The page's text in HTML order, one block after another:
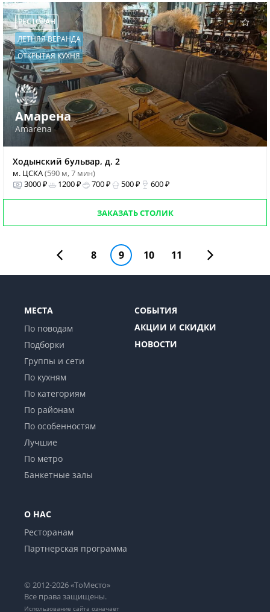
РЕСТОРАН
ЛЕТНЯЯ ВЕРАНДА
ОТКРЫТАЯ КУХНЯ
Амарена
Amarena
Ходынский бульвар, д. 2
м. ЦСКА(590 м, 7 мин)
3000 ₽
1200 ₽ 700 ₽ 500 ₽ 600 ₽
ЗАКАЗАТЬ СТОЛИК
8 9 10 11
МЕСТА
По поводам
Подборки
Группы и сети
По кухням
По категориям
По районам
По особенностям
Лучшие
По метро
Банкетные залы
СОБЫТИЯ
АКЦИИ И СКИДКИ
НОВОСТИ
О НАС
Ресторанам
Партнерская программа
© 2012-2026 «ТоМесто»
Все права защищены.
Использование сайта означает